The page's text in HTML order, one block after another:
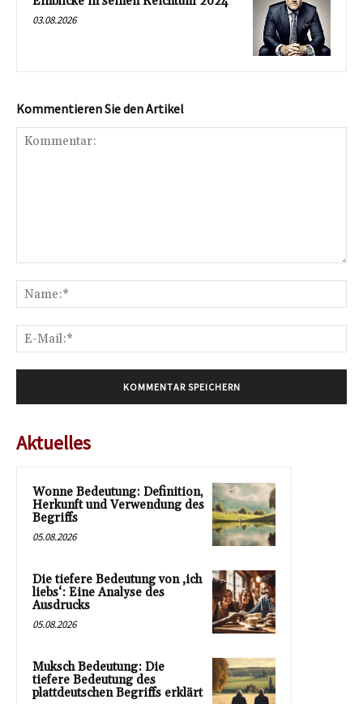
03.08.2026
Kommentieren Sie den Artikel
Aktuelles
Wonne Bedeutung: Definition,
Herkunft und Verwendung des
Begriffs
05.08.2026
Die tiefere Bedeutung von ‚ich
liebs‘: Eine Analyse des
Ausdrucks
05.08.2026
Muksch Bedeutung: Die
tiefere Bedeutung des
plattdeutschen Begriffs erklärt